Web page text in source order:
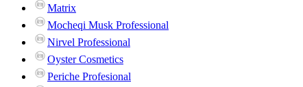
Matrix
Mocheqi Musk Professional
Nirvel Professional
Oyster Cosmetics
Periche Profesional